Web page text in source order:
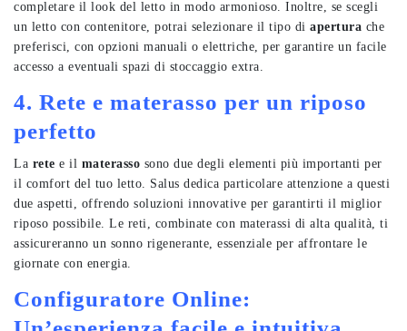
completare il look del letto in modo armonioso. Inoltre, se scegli
un letto con contenitore, potrai selezionare il tipo di apertura che
preferisci, con opzioni manuali o elettriche, per garantire un facile
accesso a eventuali spazi di stoccaggio extra.
4. Rete e materasso per un riposo
perfetto
La rete e il materasso sono due degli elementi più importanti per
il comfort del tuo letto. Salus dedica particolare attenzione a questi
due aspetti, offrendo soluzioni innovative per garantirti il miglior
riposo possibile. Le reti, combinate con materassi di alta qualità, ti
assicureranno un sonno rigenerante, essenziale per affrontare le
giornate con energia.
Configuratore Online: